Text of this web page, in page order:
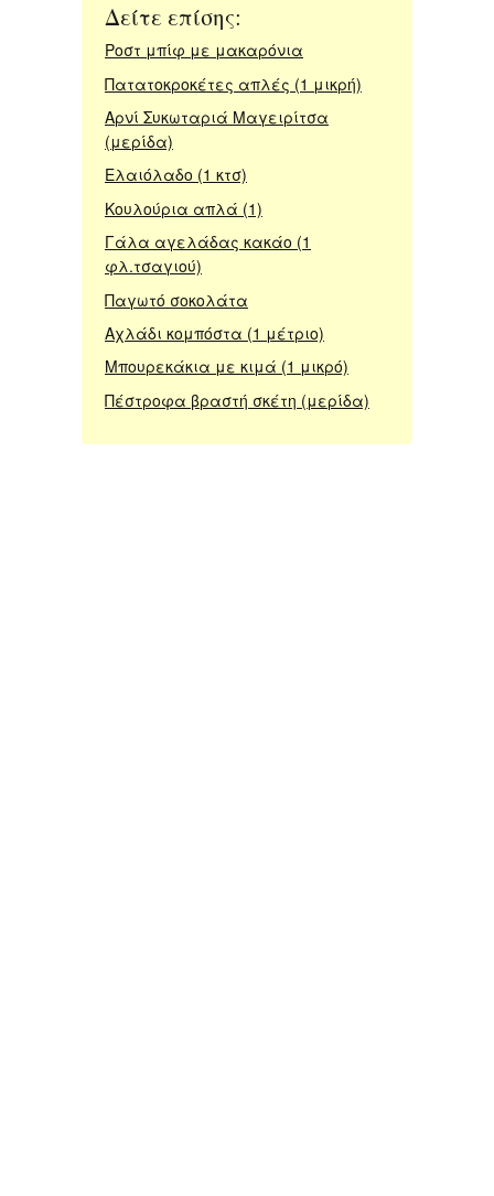
Δείτε επίσης:
Ροστ μπίφ με μακαρόνια
Πατατοκροκέτες απλές (1 μικρή)
Αρνί Συκωταριά Μαγειρίτσα
(μερίδα)
Ελαιόλαδο (1 κτσ)
Κουλούρια απλά (1)
Γάλα αγελάδας κακάο (1
φλ.τσαγιού)
Παγωτό σοκολάτα
Αχλάδι κομπόστα (1 μέτριο)
Μπουρεκάκια με κιμά (1 μικρό)
Πέστροφα βραστή σκέτη (μερίδα)